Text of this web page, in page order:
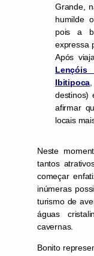
Grande,
humilde
pois a
expressa
Após
Lençóis
Ibitipoca,
destinos)
afirmar
locais
Neste
tantos
começar
inúmeras
turismo de
águas
cavernas.
Bonito